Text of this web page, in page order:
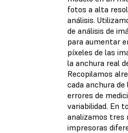
fotos a alta
análisis.
de análisis de
para aumentar
píxeles de las
la anchura real
Recopilamos
cada anchura
errores de
variabilidad. En
analizamos tres
impresoras